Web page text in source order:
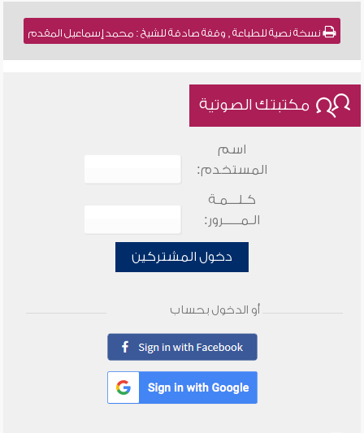
نسخة نصية للطباعة , وقفة صادقة للشيخ : محمد إسماعيل المقدم
مكتبتك الصوتية
اسم
المستخدم:
كـلـــمـة
الـمـــــرور:
دخول المشتركين
أو الدخول بحساب